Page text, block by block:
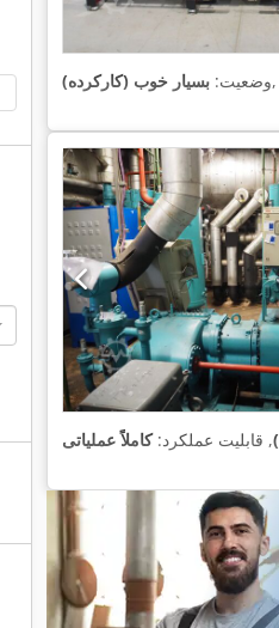
وضعیت: بسیار خوب (کارکرده) ,
, قابلیت عملکرد:کاملاً عملیاتی